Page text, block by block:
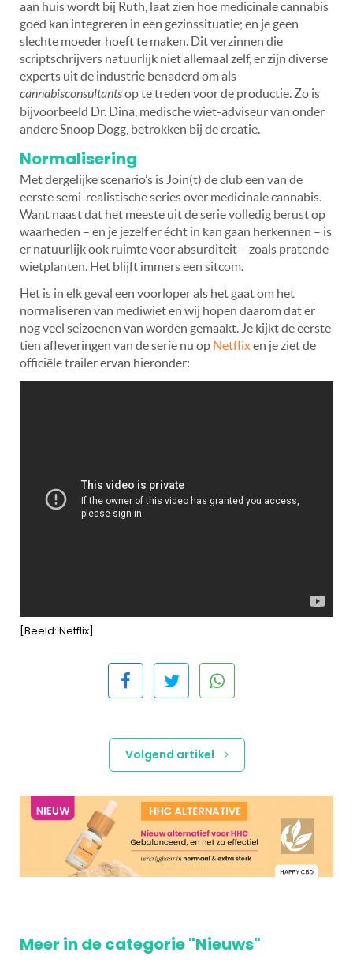
aan huis wordt bij Ruth, laat zien hoe medicinale cannabis
goed kan integreren in een gezinssituatie; en je geen
slechte moeder hoeft te maken. Dit verzinnen die
scriptschrijvers natuurlijk niet allemaal zelf, er zijn diverse
experts uit de industrie benaderd om als
cannabisconsultantsop te treden voor de productie. Zo is
bijvoorbeeld Dr. Dina, medische wiet-adviseur van onder
andere Snoop Dogg, betrokken bij de creatie.
Normalisering
Met dergelijke scenario’s is Join(t) de club een van de
eerste semi-realistische series over medicinale cannabis.
Want naast dat het meeste uit de serie volledig berust op
waarheden – en je jezelf er écht in kan gaan herkennen – is
er natuurlijk ook ruimte voor absurditeit – zoals pratende
wietplanten. Het blijft immers een sitcom.
Het is in elk geval een voorloper als het gaat om het
normaliseren van mediwiet en wij hopen daarom dat er
nog veel seizoenen van worden gemaakt. Je kijkt de eerste
tien afleveringen van de serie nu op Netflixen je ziet de
officiële trailer ervan hieronder:
[Beeld: Netflix]
Volgend artikel
Meer in de categorie "Nieuws"